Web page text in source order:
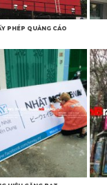
PHÉP QUẢNG CÁO